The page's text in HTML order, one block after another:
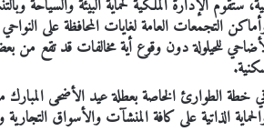
ستقوم الإدارة الملكية لحماية البيئة
التجمعات العامة لغايات المحافظة على
للحيلولة دون وقوع أية مخالفات قد تقع من
خطة الطوارئ الخاصة بعطلة عيد الأضحى
الذاتية على كافة المنشآت والأسواق